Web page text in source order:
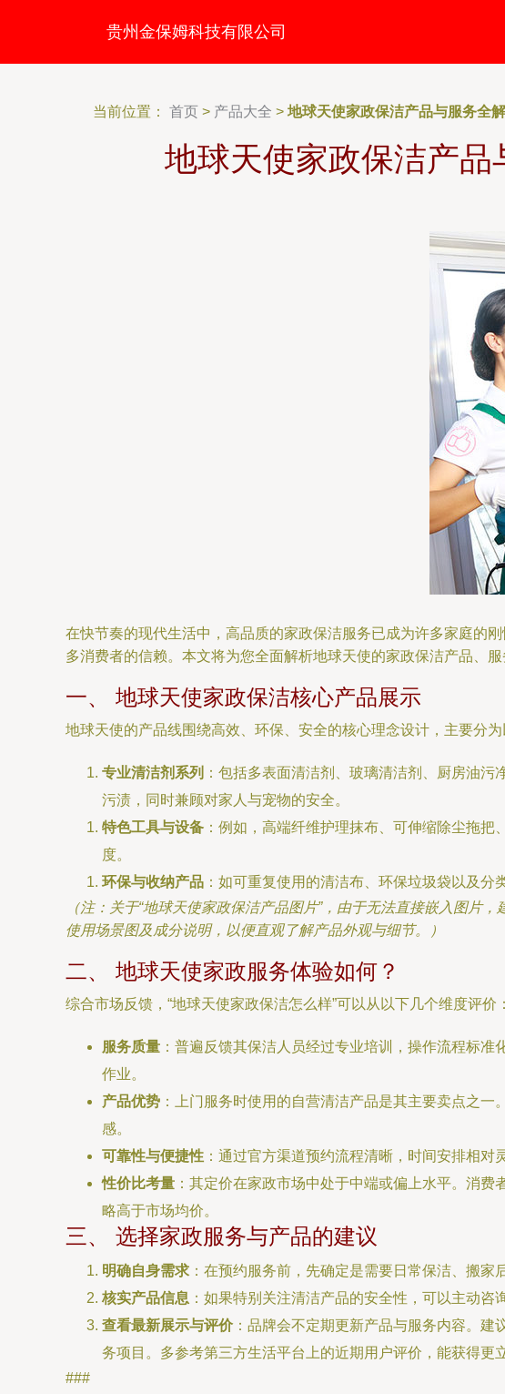
贵州金保姆科技有限公司
当前位置： 首页 > 产品大全 > 地球天使家政保洁产品与服务全
地球天使家政保洁产
在快节奏的现代生活中，高品质的家政保洁服务已成为许多家庭的
多消费者的信赖。本文将为您全面解析地球天使的家政保洁产品、服
一、 地球天使家政保洁核心产品展示
地球天使的产品线围绕高效、环保、安全的核心理念设计，主要分为
专业清洁剂系列 ：包括多表面清洁剂、玻璃清洁剂、厨房油
污渍，同时兼顾对家人与宠物的安全。
特色工具与设备 ：例如，高端纤维护理抹布、可伸缩除尘拖
度。
环保与收纳产品 ：如可重复使用的清洁布、环保垃圾袋以及分
（注：关于“地球天使家政保洁产品图片”，由于无法直接嵌入图片
使用场景图及成分说明，以便直观了解产品外观与细节。）
二、 地球天使家政服务体验如何？
综合市场反馈，“地球天使家政保洁怎么样”可以从以下几个维度评价：
服务质量 ：普遍反馈其保洁人员经过专业培训，操作流程标
作业。
产品优势 ：上门服务时使用的自营清洁产品是其主要卖点之
感。
可靠性与便捷性 ：通过官方渠道预约流程清晰，时间安排相
性价比考量 ：其定价在家政市场中处于中端或偏上水平。消
略高于市场均价。
三、 选择家政服务与产品的建议
明确自身需求 ：在预约服务前，先确定是需要日常保洁、搬
核实产品信息 ：如果特别关注清洁产品的安全性，可以主动咨
查看最新展示与评价：品牌会不定期更新产品与服务内容。建
务项目。多参考第三方生活平台上的近期用户评价，能获得更
###